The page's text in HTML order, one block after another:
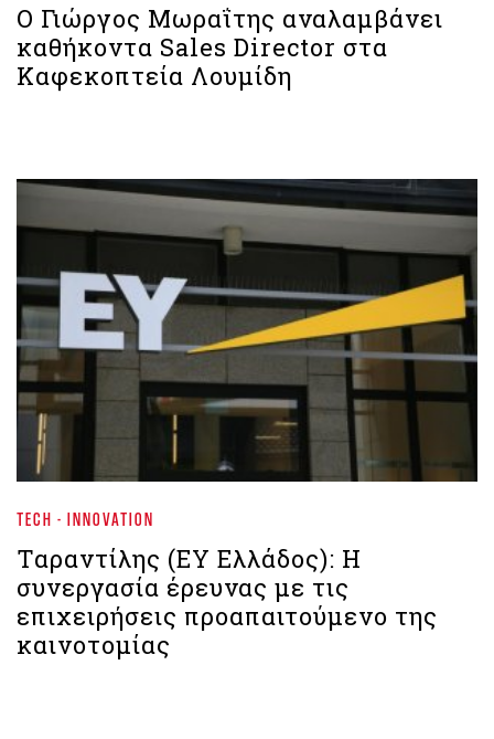
Ο Γιώργος Μωραΐτης αναλαμβάνει
καθήκοντα Sales Director στα
Καφεκοπτεία Λουμίδη
TECH - INNOVATION
Ταραντίλης (ΕΥ Ελλάδος): Η
συνεργασία έρευνας με τις
επιχειρήσεις προαπαιτούμενο της
καινοτομίας